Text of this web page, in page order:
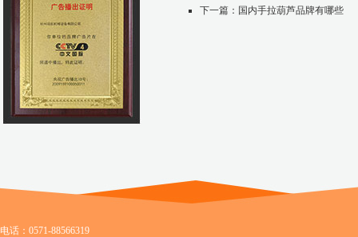
下一篇： 国内手拉葫芦品牌有哪些
电话：0571-88566319